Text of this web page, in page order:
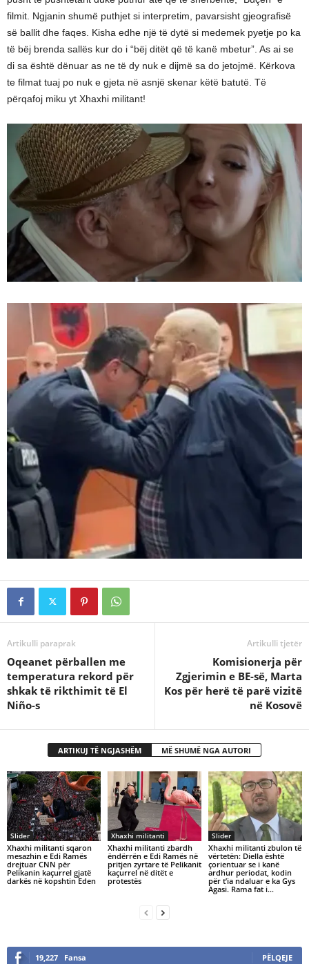
filmit. Ngjanin shumë puthjet si interpretim, pavarsisht gjeografisë
së ballit dhe faqes. Kisha edhe një të dytë si medemek pyetje po ka
të bëj brenda sallës kur do i “bëj ditët që të kanë mbetur”. As ai se
di sa është dënuar as ne të dy nuk e dijmë sa do jetojmë. Kërkova
te filmat tuaj po nuk e gjeta në asnjë skenar këtë batutë. Të
përqafoj miku yt Xhaxhi militant!
Artikulli paraprak
Oqeanet përballen me
temperatura rekord për
shkak të rikthimit të El
Niño-s
Artikulli tjetër
Komisionerja për
Zgjerimin e BE-së, Marta
Kos për herë të parë vizitë
në Kosovë
ARTIKUJ TË NGJASHËM MË SHUMË NGA AUTORI
Slider
Xhaxhi militanti sqaron
mesazhin e Edi Ramës
drejtuar CNN për
Pelikanin kaçurrel gjatë
darkës në kopshtin Eden
Xhaxhi militanti
Xhaxhi militanti zbardh
ëndërrën e Edi Ramës në
pritjen zyrtare të Pelikanit
kaçurrel në ditët e
protestës
Slider
Xhaxhi militanti zbulon të
vërtetën: Diella është
çorientuar se i kanë
ardhur periodat, kodin
për t’ia ndaluar e ka Gys
Agasi. Rama fat i...
19,227 Fansa PËLQEJE